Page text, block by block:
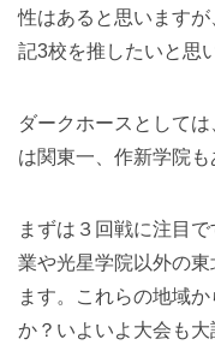
性はあると思います
記3校を推したいと思
ダークホースとして
は関東一、作新学院も
まずは３回戦に注目
業や光星学院以外の
ます。これらの地域
か？いよいよ大会も